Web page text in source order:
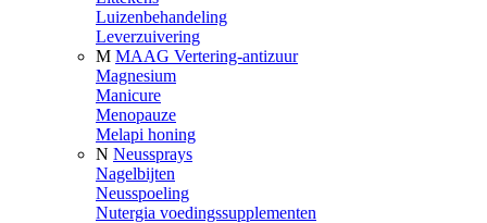
Luizenbehandeling
Leverzuivering
M MAAG Vertering-antizuur
Magnesium
Manicure
Menopauze
Melapi honing
N Neussprays
Nagelbijten
Neusspoeling
Nutergia voedingssupplementen